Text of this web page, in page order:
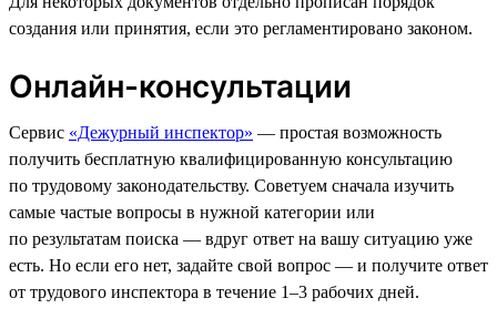
создания или принятия, если это регламентировано законом.
Онлайн-консультации
Сервис «Дежурный инспектор» — простая возможность
получить бесплатную квалифицированную консультацию
по трудовому законодательству. Советуем сначала изучить
самые частые вопросы в нужной категории или
по результатам поиска — вдруг ответ на вашу ситуацию уже
есть. Но если его нет, задайте свой вопрос — и получите ответ
от трудового инспектора в течение 1–3 рабочих дней.